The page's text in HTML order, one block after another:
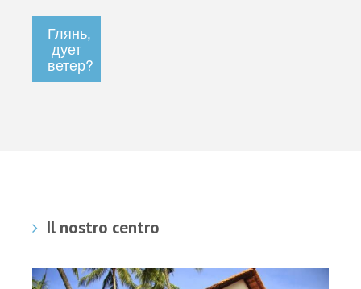
Глянь,
дует
ветер?
Il nostro centro